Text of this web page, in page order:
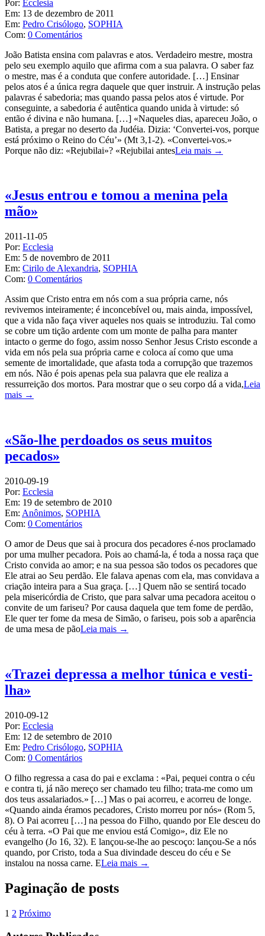
Por: Ecclesia
Em: 13 de dezembro de 2011
Em: Pedro Crisólogo, SOPHIA
Com: 0 Comentários
João Batista ensina com palavras e atos. Verdadeiro mestre, mostra
pelo seu exemplo aquilo que afirma com a sua palavra. O saber faz
o mestre, mas é a conduta que confere autoridade. […] Ensinar
pelos atos é a única regra daquele que quer instruir. A instrução pelas
palavras é sabedoria; mas quando passa pelos atos é virtude. Por
conseguinte, a sabedoria é autêntica quando unida à virtude: só
então é divina e não humana. […] «Naqueles dias, apareceu João, o
Batista, a pregar no deserto da Judéia. Dizia: ‘Convertei-vos, porque
está próximo o Reino do Céu’» (Mt 3,1-2). «Convertei-vos.»
Porque não diz: «Rejubilai»? «Rejubilai antesLeia mais →
«Jesus entrou e tomou a menina pela
mão»
2011-11-05
Por: Ecclesia
Em: 5 de novembro de 2011
Em: Cirilo de Alexandria, SOPHIA
Com: 0 Comentários
Assim que Cristo entra em nós com a sua própria carne, nós
revivemos inteiramente; é inconcebível ou, mais ainda, impossível,
que a vida não faça viver aqueles nos quais se introduziu. Tal como
se cobre um tição ardente com um monte de palha para manter
intacto o germe do fogo, assim nosso Senhor Jesus Cristo esconde a
vida em nós pela sua própria carne e coloca aí como que uma
semente de imortalidade, que afasta toda a corrupção que trazemos
em nós. Não é pois apenas pela sua palavra que ele realiza a
ressurreição dos mortos. Para mostrar que o seu corpo dá a vida,Leia
mais →
«São-lhe perdoados os seus muitos
pecados»
2010-09-19
Por: Ecclesia
Em: 19 de setembro de 2010
Em: Anônimos, SOPHIA
Com: 0 Comentários
O amor de Deus que sai à procura dos pecadores é-nos proclamado
por uma mulher pecadora. Pois ao chamá-la, é toda a nossa raça que
Cristo convida ao amor; e na sua pessoa são todos os pecadores que
Ele atrai ao Seu perdão. Ele falava apenas com ela, mas convidava a
criação inteira para a Sua graça. […] Quem não se sentirá tocado
pela misericórdia de Cristo, que para salvar uma pecadora aceitou o
convite de um fariseu? Por causa daquela que tem fome de perdão,
Ele quer ter fome da mesa de Simão, o fariseu, pois sob a aparência
de uma mesa de pãoLeia mais →
«Trazei depressa a melhor túnica e vesti-
lha»
2010-09-12
Por: Ecclesia
Em: 12 de setembro de 2010
Em: Pedro Crisólogo, SOPHIA
Com: 0 Comentários
O filho regressa a casa do pai e exclama : «Pai, pequei contra o céu
e contra ti, já não mereço ser chamado teu filho; trata-me como um
dos teus assalariados.» […] Mas o pai acorreu, e acorreu de longe.
«Quando ainda éramos pecadores, Cristo morreu por nós» (Rom 5,
8). O Pai acorreu […] na pessoa do Filho, quando por Ele desceu do
céu à terra. «O Pai que me enviou está Comigo», diz Ele no
evangelho (Jo 16, 32). E lançou-se-lhe ao pescoço: lançou-Se a nós
quando, por Cristo, toda a Sua divindade desceu do céu e Se
instalou na nossa carne. ELeia mais →
Paginação de posts
1 2 Próximo